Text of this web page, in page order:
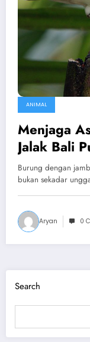
ANIMAL
Menjaga
Jalak Bali
Burung dengan
bukan sekadar
Aryan 0
Search